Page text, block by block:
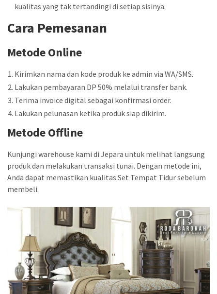
kualitas yang tak tertandingi di setiap sisinya.
Cara Pemesanan
Metode Online
Kirimkan nama dan kode produk ke admin via WA/SMS.
Lakukan pembayaran DP 50% melalui transfer bank.
Terima invoice digital sebagai konfirmasi order.
Lakukan pelunasan ketika produk siap dikirim.
Metode Offline
Kunjungi warehouse kami di Jepara untuk melihat langsung
produk dan melakukan transaksi tunai. Dengan metode ini,
Anda dapat memastikan kualitas Set Tempat Tidur sebelum
membeli.